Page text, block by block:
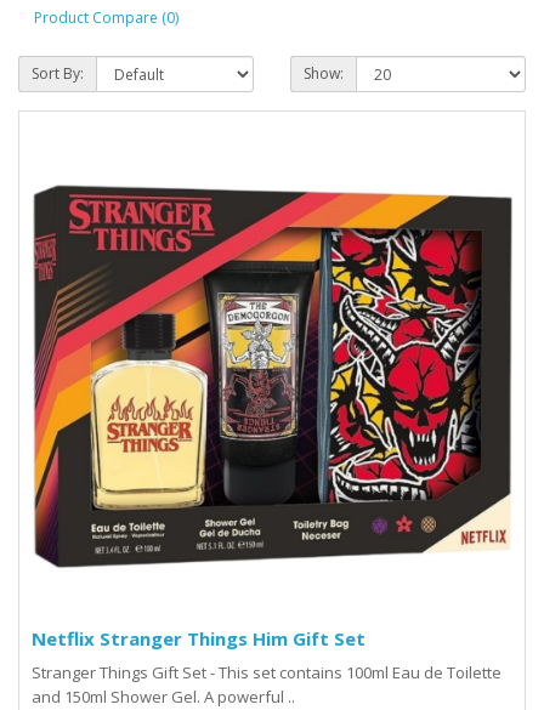
Product Compare (0)
Sort By: Show:
Netflix Stranger Things Him Gift Set
Stranger Things Gift Set - This set contains 100ml Eau de Toilette
and 150ml Shower Gel. A powerful ..